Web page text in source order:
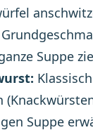
Suppe
Suppe